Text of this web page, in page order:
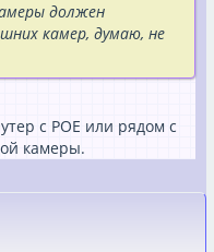
должен
камер, думаю, не
с POE или рядом с
камеры.